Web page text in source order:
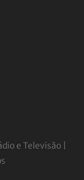
e Televisão |